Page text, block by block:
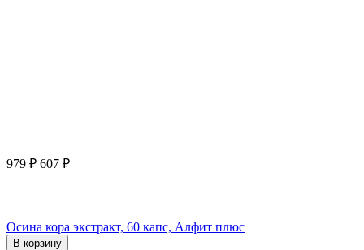
979 ₽ 607 ₽
Осина кора экстракт, 60 капс, Алфит плюс
В корзину